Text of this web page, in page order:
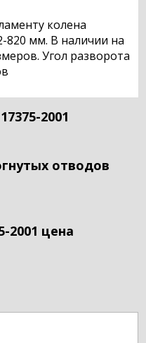
колена
820 мм. В наличии на
Угол разворота
2001
отводов
2001 цена